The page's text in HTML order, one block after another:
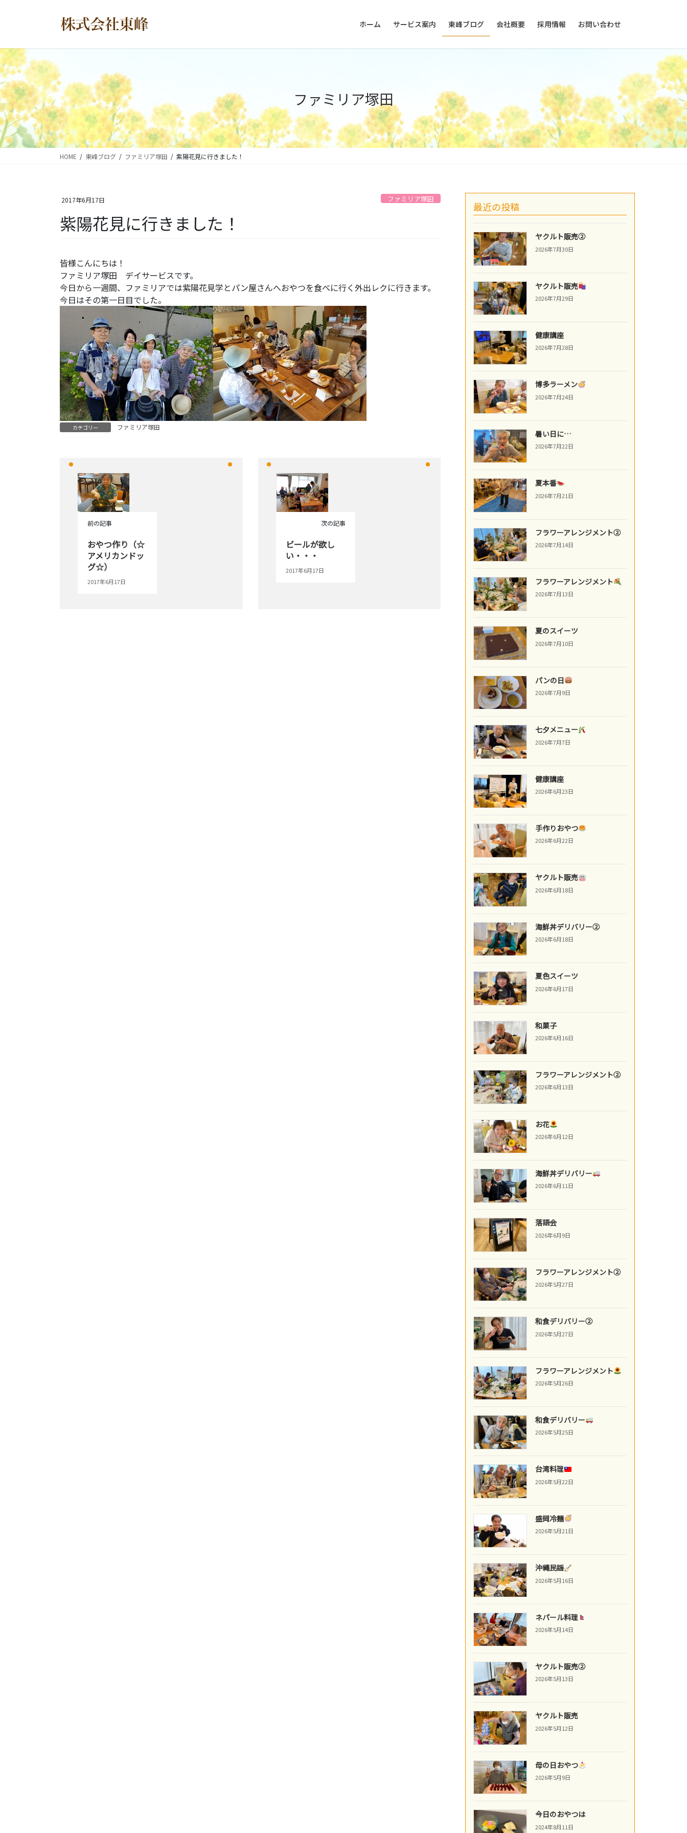
ツ
に
移
動
シ
ョ
ン
に
移
動
ホーム サービス案内 東峰ブログ 会社概要 採用情報 お問い合わせ
ファミリア塚田
HOME 東峰ブログ ファミリア塚田 紫陽花見に行きました！
2017年6月17日 ファミリア塚田
紫陽花見に行きました！
皆様こんにちは！
ファミリア塚田 デイサービスです。
今日から一週間、ファミリアでは紫陽花見学とパン屋さんへおやつを食べに行く外出レクに行きます。
今日はその第一日目でした。
カテゴリー ファミリア塚田
前の記事
おやつ作り（☆
アメリカンドッ
グ☆）
2017年6月17日
次の記事
ビールが欲し
い・・・
2017年6月17日
最近の投稿
ヤクルト販売②
2026年7月30日
ヤクルト販売
2026年7月29日
健康講座
2026年7月28日
博多ラーメン
2026年7月24日
暑い日に…
2026年7月22日
夏本番
2026年7月21日
フラワーアレンジメント②
2026年7月14日
フラワーアレンジメント
2026年7月13日
夏のスイーツ
2026年7月10日
パンの日
2026年7月9日
七夕メニュー
2026年7月7日
健康講座
2026年6月23日
手作りおやつ
2026年6月22日
ヤクルト販売
2026年6月18日
海鮮丼デリバリー②
2026年6月18日
夏色スイーツ
2026年6月17日
和菓子
2026年6月16日
フラワーアレンジメント②
2026年6月13日
お花
2026年6月12日
海鮮丼デリバリー
2026年6月11日
落語会
2026年6月9日
フラワーアレンジメント②
2026年5月27日
和食デリバリー②
2026年5月27日
フラワーアレンジメント
2026年5月26日
和食デリバリー
2026年5月25日
台湾料理
2026年5月22日
盛岡冷麺
2026年5月21日
沖縄民謡
2026年5月16日
ネパール料理
2026年5月14日
ヤクルト販売②
2026年5月13日
ヤクルト販売
2026年5月12日
母の日おやつ
2026年5月9日
今日のおやつは
2024年8月11日